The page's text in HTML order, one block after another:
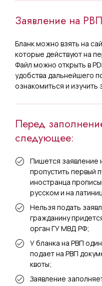
Заявление на
Бланк можно взять на
которые действуют на
Файл можно открыть в
удобства дальнейшего
ознакомиться и изучить
Перед
следующее:
Пишется заявление
пропустить первый
иностранца
русском и на
Нельзя подать
гражданину
орган ГУ МВД РФ;
У бланка на РВП
подает на РВП
квоты;
Заявление